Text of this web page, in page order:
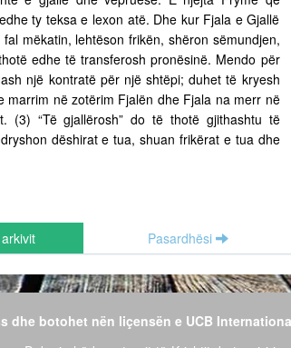
ty teksa e lexon atë. Dhe kur Fjala e Gjallë
mëkatin, lehtëson frikën, shëron sëmundjen,
edhe të transferosh pronësinë. Mendo për
një kontratë për një shtëpi; duhet të kryesh
në zotërim Fjalën dhe Fjala na merr në
(3) “Të gjallërosh” do të thotë gjithashtu të
dëshirat e tua, shuan frikërat e tua dhe
Pasardhësi
dhe botohet nën liçensën e UCB